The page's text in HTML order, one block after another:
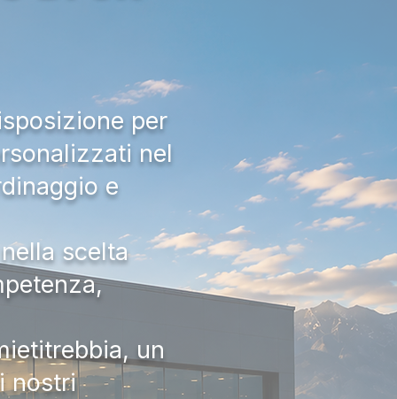
per
nel
e
scelta
un
nostri